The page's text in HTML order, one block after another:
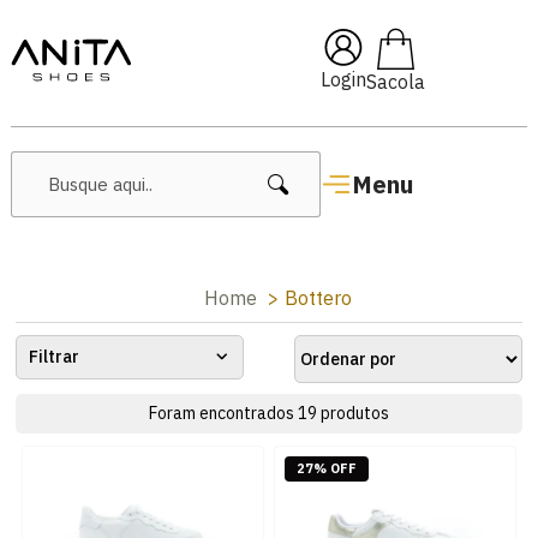
Login
Menu
🔥 Lançamentos Femininos
Home Bottero
Filtrar
Foram encontrados 19 produtos
27% OFF